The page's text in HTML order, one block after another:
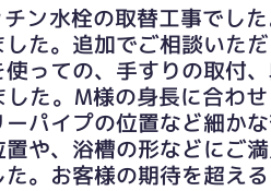
ン水栓の取替工事でし
た。追加でご相談いた
っての、手すりの取付
た。M様の身長に合わ
パイプの位置など細か
や、浴槽の形などにご
。お客様の期待を超え